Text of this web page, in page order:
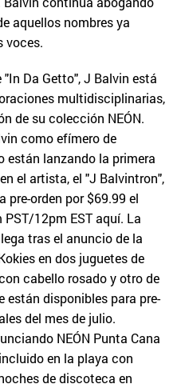
aquellos nombres ya
voces.
Da Getto", J Balvin está
multidisciplinarias,
de su colección NEÓN.
como efímero de
están lanzando la primera
el artista, el "J Balvintron",
pre-orden por $69.99 el
12pm EST aquí. La
tras el anuncio de la
en dos juguetes de
cabello rosado y otro de
están disponibles para pre-
del mes de julio.
NEÓN Punta Cana
en la playa con
de discoteca en